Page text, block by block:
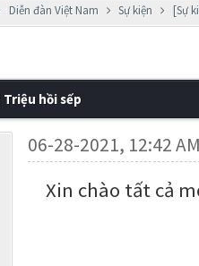
Diễn đàn Việt Nam Sự kiện [Sự
Triệu hồi sếp
06-28-2021, 12:42
Xin chào tất cả